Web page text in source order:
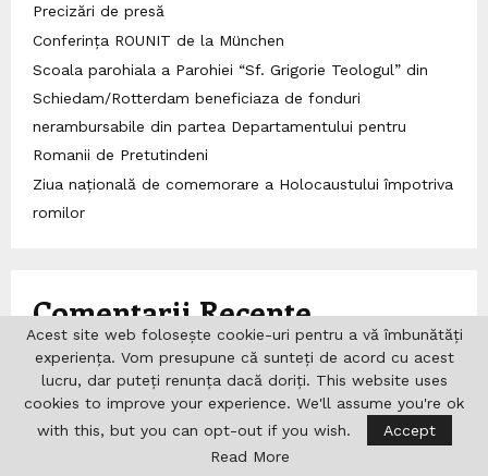
Precizări de presă
Conferința ROUNIT de la München
Scoala parohiala a Parohiei “Sf. Grigorie Teologul” din
Schiedam/Rotterdam beneficiaza de fonduri
nerambursabile din partea Departamentului pentru
Romanii de Pretutindeni
Ziua națională de comemorare a Holocaustului împotriva
romilor
Comentarii Recente
No comments to show.
Căutare
Acest site web folosește cookie-uri pentru a vă îmbunătăți
experiența. Vom presupune că sunteți de acord cu acest
lucru, dar puteți renunța dacă doriți. This website uses
cookies to improve your experience. We'll assume you're ok
with this, but you can opt-out if you wish.
Accept
Read More